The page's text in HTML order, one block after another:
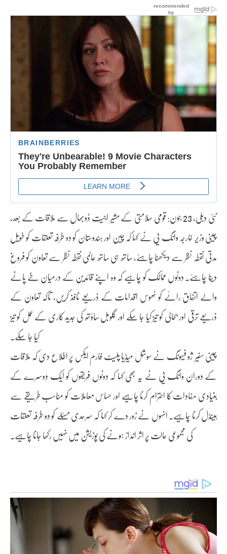
نئی دہلی، 23 جون: قومی سلامتی کے مشیر اجیت ڈوبھال سے ملاقات کے بعد،
چینی وزیر خارجہ وانگ یی نے کہا کہ چین اور ہندوستان کو دو طرفہ تعلقات کو طویل
مدتی نقطہ نظر سے دیکھنا چاہئے، ساتھ ہی ساتھ عالمی نقطہ نظر سے تعاون کو فروغ
دینا چاہئے۔ دونوں ممالک کو چاہیے کہ وہ اپنے قائدین کے درمیان طے پانے
والے اتفاق رائے کو ٹھوس اقدامات کے ذریعے نافذ کریں، تاکہ تعاون کے
ذریعے ترقی اور بحالی کو تیز کیا جا سکے اور گلوبل ساؤتھ کی جدید کاری کے عمل کو تیز
کیا جا سکے۔
چینی سفیر ژو فیہونگ نے سوشل میڈیا پلیٹ فارم ایکس پر اطلاع دی کہ ملاقات
کے دوران وانگ یی نے یہ بھی کہا کہ دونوں فریقوں کو ایک دوسرے کے
بنیادی مفادات کا احترام کرنا چاہیے اور حساس معاملات کو مناسب طریقے سے
ہینڈل کرنا چاہیے۔ انہوں نے زور دے کر کہا کہ سرحدی مسئلے کو دو طرفہ تعلقات
کی مجموعی حالت پر اثر انداز ہونے کی پوزیشن میں نہیں رکھا جانا چاہیے۔